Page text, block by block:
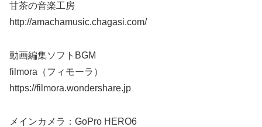
甘茶の音楽工房
http://amachamusic.chagasi.com/
動画編集ソフトBGM
filmora（フィモーラ）
https://filmora.wondershare.jp
メインカメラ：GoPro HERO6